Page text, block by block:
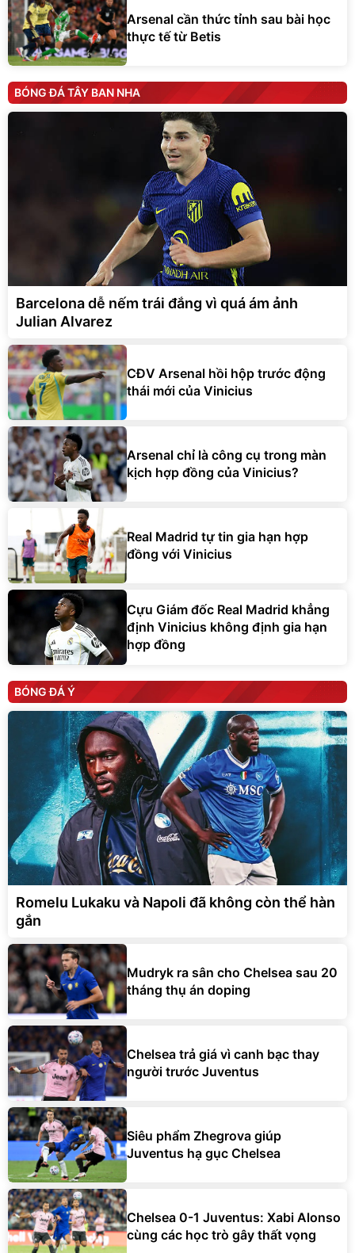
Arsenal cần thức tỉnh sau bài học
thực tế từ Betis
BÓNG ĐÁ TÂY BAN NHA
Barcelona dễ nếm trái đắng vì quá ám ảnh
Julian Alvarez
CĐV Arsenal hồi hộp trước động
thái mới của Vinicius
Arsenal chỉ là công cụ trong màn
kịch hợp đồng của Vinicius?
Real Madrid tự tin gia hạn hợp
đồng với Vinicius
Cựu Giám đốc Real Madrid khẳng
định Vinicius không định gia hạn
hợp đồng
BÓNG ĐÁ Ý
Romelu Lukaku và Napoli đã không còn thể hàn
gắn
Mudryk ra sân cho Chelsea sau 20
tháng thụ án doping
Chelsea trả giá vì canh bạc thay
người trước Juventus
Siêu phẩm Zhegrova giúp
Juventus hạ gục Chelsea
Chelsea 0-1 Juventus: Xabi Alonso
cùng các học trò gây thất vọng